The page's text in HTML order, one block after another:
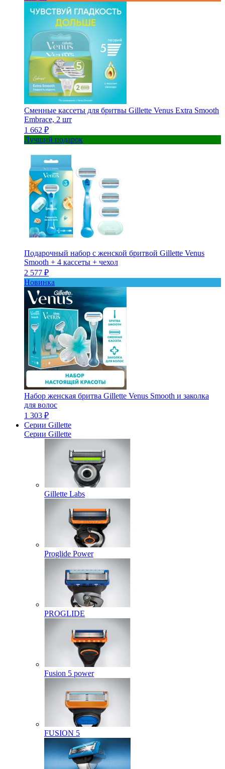
Сменные кассеты для бритвы Gillette Venus Extra Smooth
Embrace, 2 шт
1 662 ₽
Лучший подарок
Подарочный набор с женской бритвой Gillette Venus
Smooth + 4 кассеты + чехол
2 577 ₽
Новинка
Набор женская бритва Gillette Venus Smooth и заколка
для волос
1 303 ₽
Серии Gillette
Серии Gillette
Gillette Labs
Proglide Power
PROGLIDE
Fusion 5 power
FUSION 5